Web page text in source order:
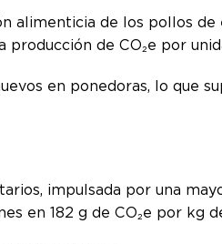
alimenticia de los pollos de
producción de CO₂e por
en ponedoras, lo que
impulsada por una
en 182 g de CO₂e por kg